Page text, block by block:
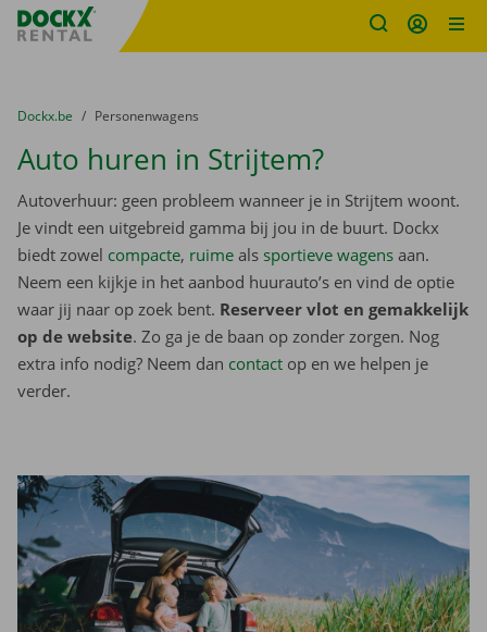
Fratello DEMO
U bevindt zich hier:
van
Dockx.be naar
Personenwagens
Auto huren in Strijtem?
Autoverhuur: geen probleem wanneer je in Strijtem woont.
Je vindt een uitgebreid gamma bij jou in de buurt. Dockx
biedt zowel compacte, ruime als sportieve wagens aan.
Neem een kijkje in het aanbod huurauto’s en vind de optie
waar jij naar op zoek bent. Reserveer vlot en gemakkelijk
op de website. Zo ga je de baan op zonder zorgen. Nog
extra info nodig? Neem dan contact op en we helpen je
verder.